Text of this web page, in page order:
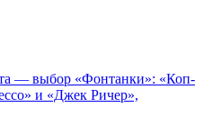
— выбор «Фонтанки»: «Коп-
и «Джек Ричер»,